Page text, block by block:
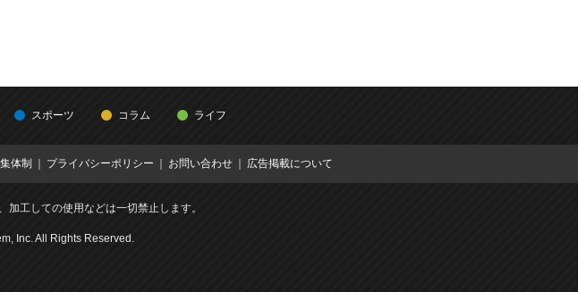
スポーツ コラム ライフ
体制 プライバシーポリシー お問い合わせ 広告掲載について
工しての使用などは一切禁止します。
Inc. All Rights Reserved.